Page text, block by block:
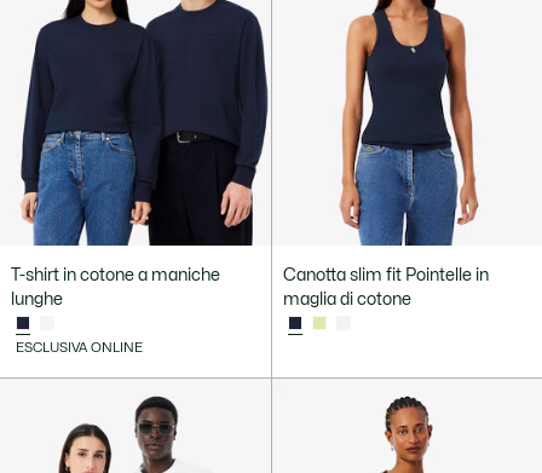
T-shirt in cotone a maniche
lunghe
ESCLUSIVA ONLINE
Canotta slim fit Pointelle in
maglia di cotone